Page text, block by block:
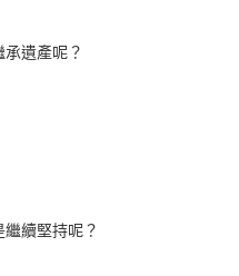
遺產呢？
續堅持呢？